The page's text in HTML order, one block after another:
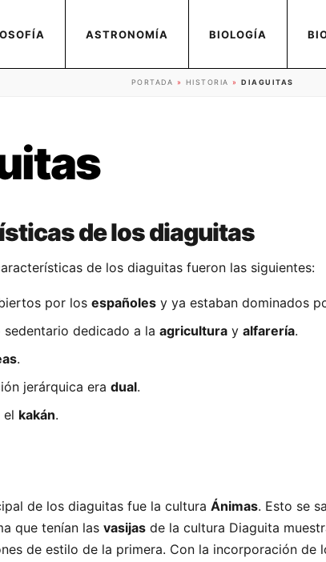
ASTRONOMÍA BIOLOGÍA
PORTADA » HISTORIA » DIAGUITAS
de los diaguitas
de los diaguitas fueron las siguientes:
por los españoles y ya estaban dominados
sedentario dedicado a la agricultura y alfarería.
.
jerárquica era dual.
el kakán.
de los diaguitas fue la cultura Ánimas. Esto se
que tenían las vasijas de la cultura Diaguita
de estilo de la primera. Con la incorporación de